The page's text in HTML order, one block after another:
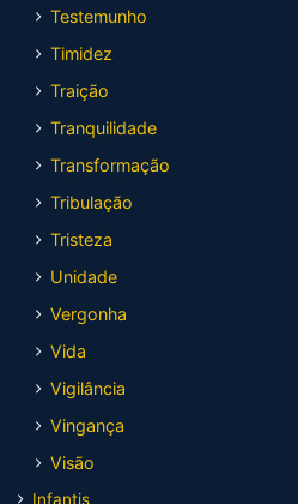
Testemunho
Timidez
Traição
Tranquilidade
Transformação
Tribulação
Tristeza
Unidade
Vergonha
Vida
Vigilância
Vingança
Visão
Infantis